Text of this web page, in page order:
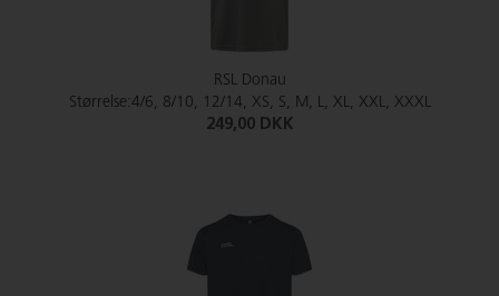
RSL Donau
Størrelse:4/6, 8/10, 12/14, XS, S, M, L, XL, XXL, XXXL
249,00 DKK